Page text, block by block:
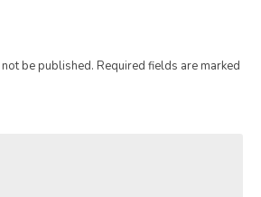
be published. Required fields are marked